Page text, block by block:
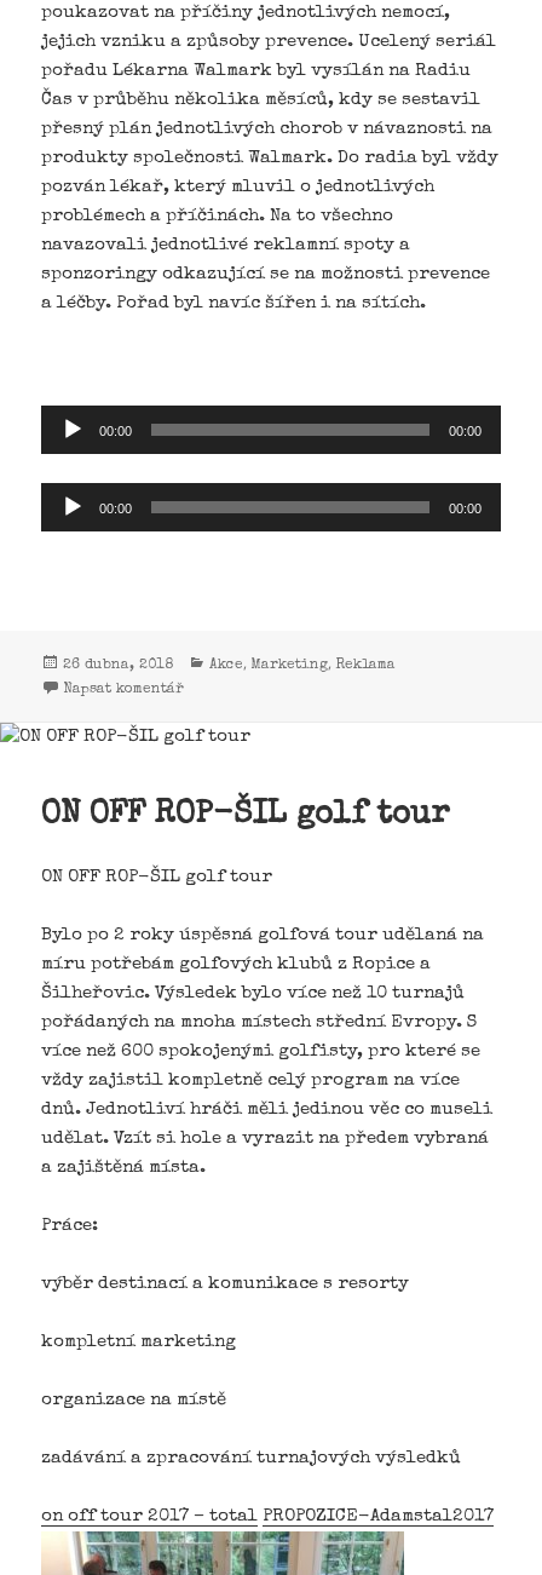
poukazovat na příčiny jednotlivých nemocí,
jejich vzniku a způsoby prevence. Ucelený seriál
pořadu Lékarna Walmark byl vysílán na Radiu
Čas v průběhu několika měsíců, kdy se sestavil
přesný plán jednotlivých chorob v návaznosti na
produkty společnosti Walmark. Do radia byl vždy
pozván lékař, který mluvil o jednotlivých
problémech a příčinách. Na to všechno
navazovali jednotlivé reklamní spoty a
sponzoringy odkazující se na možnosti prevence
a léčby. Pořad byl navíc šířen i na sítích.
Audio
00:00 00:00
Audio
00:00 00:00
26 dubna, 2018 Akce, Marketing, Reklama
Napsat komentář
ON OFF ROP-ŠIL golf tour
ON OFF ROP-ŠIL golf tour
Bylo po 2 roky úspěsná golfová tour udělaná na
míru potřebám golfových klubů z Ropice a
Šilheřovic. Výsledek bylo více než 10 turnajů
pořádaných na mnoha místech střední Evropy. S
více než 600 spokojenými golfisty, pro které se
vždy zajistil kompletně celý program na více
dnů. Jednotliví hráči měli jedinou věc co museli
udělat. Vzít si hole a vyrazit na předem vybraná
a zajištěná místa.
Práce:
výběr destinací a komunikace s resorty
kompletní marketing
organizace na místě
zadávání a zpracování turnajových výsledků
on off tour 2017 – total PROPOZICE-Adamstal2017